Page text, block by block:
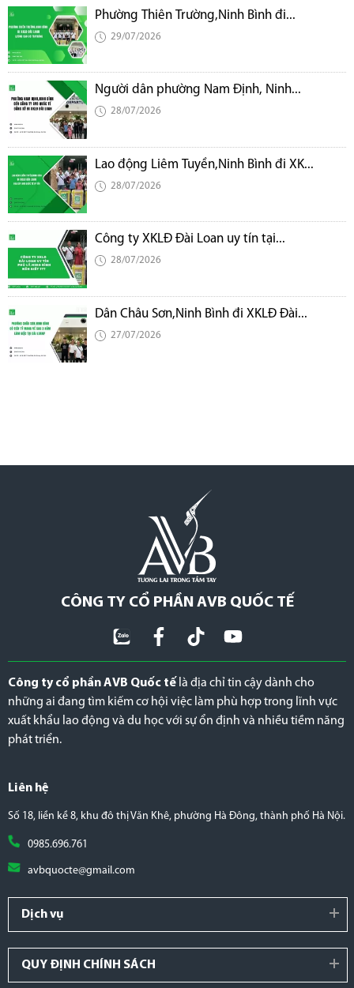
Phường Thiên Trường,Ninh Bình đi...
29/07/2026
Người dân phường Nam Định, Ninh...
28/07/2026
Lao động Liêm Tuyền,Ninh Bình đi XK...
28/07/2026
Công ty XKLĐ Đài Loan uy tín tại...
28/07/2026
Dân Châu Sơn,Ninh Bình đi XKLĐ Đài...
27/07/2026
CÔNG TY CỔ PHẦN AVB QUỐC TẾ
Công ty cổ phần AVB Quốc tế là địa chỉ tin cậy dành cho
những ai đang tìm kiếm cơ hội việc làm phù hợp trong lĩnh vực
xuất khẩu lao động và du học với sự ổn định và nhiều tiềm năng
phát triển.
Liên hệ
Số 18, liền kề 8, khu đô thị Văn Khê, phường Hà Đông, thành phố Hà Nội.
0985.696.761
avbquocte@gmail.com
Dịch vụ
QUY ĐỊNH CHÍNH SÁCH